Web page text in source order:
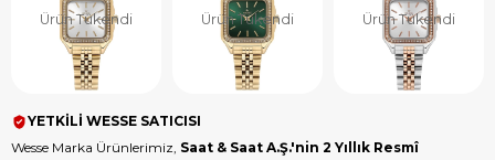
Ürün Tükendi Ürün Tükendi Ürün Tükendi
YETKİLİ WESSE SATICISI
Wesse Marka Ürünlerimiz, Saat & Saat A.Ş.'nin 2 Yıllık Resmî